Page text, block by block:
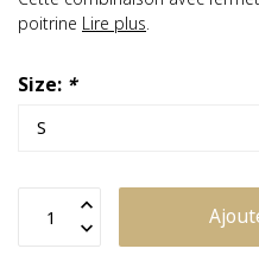
poitrine Lire plus.
Size: *